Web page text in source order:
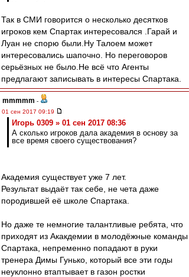
Так в СМИ говорится о несколько десятков
игроков кем Спартак интересовался .Гарай и
Луан не спорю были.Ну Талоем может
интересовались шапочно. Но переговоров
серьёзных не было.Не всё что Агенты
предлагают записывать в интересы Спартака.
mmmmm -
01 сен 2017 09:19
Игорь 0309 » 01 сен 2017 08:36
А сколько игроков дала академия в основу за
все время своего существования?
Академия существует уже 7 лет.
Результат выдаёт так себе, не чета даже
породившей её школе Спартака.
Но даже те немногие талантливые ребята, что
приходят из Акакдемии в молодёжные команды
Спартака, непременно попадают в руки
тренера Димы Гунько, который все эти годы
неуклонно втаптывает в газон ростки